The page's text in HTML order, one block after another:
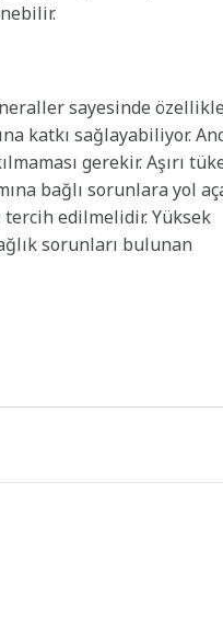
sayesinde
katkı sağlayabiliyor.
gerekir. Aşırı
bağlı sorunlara yol
tercih edilmelidir. Yüksek
sorunları bulunan